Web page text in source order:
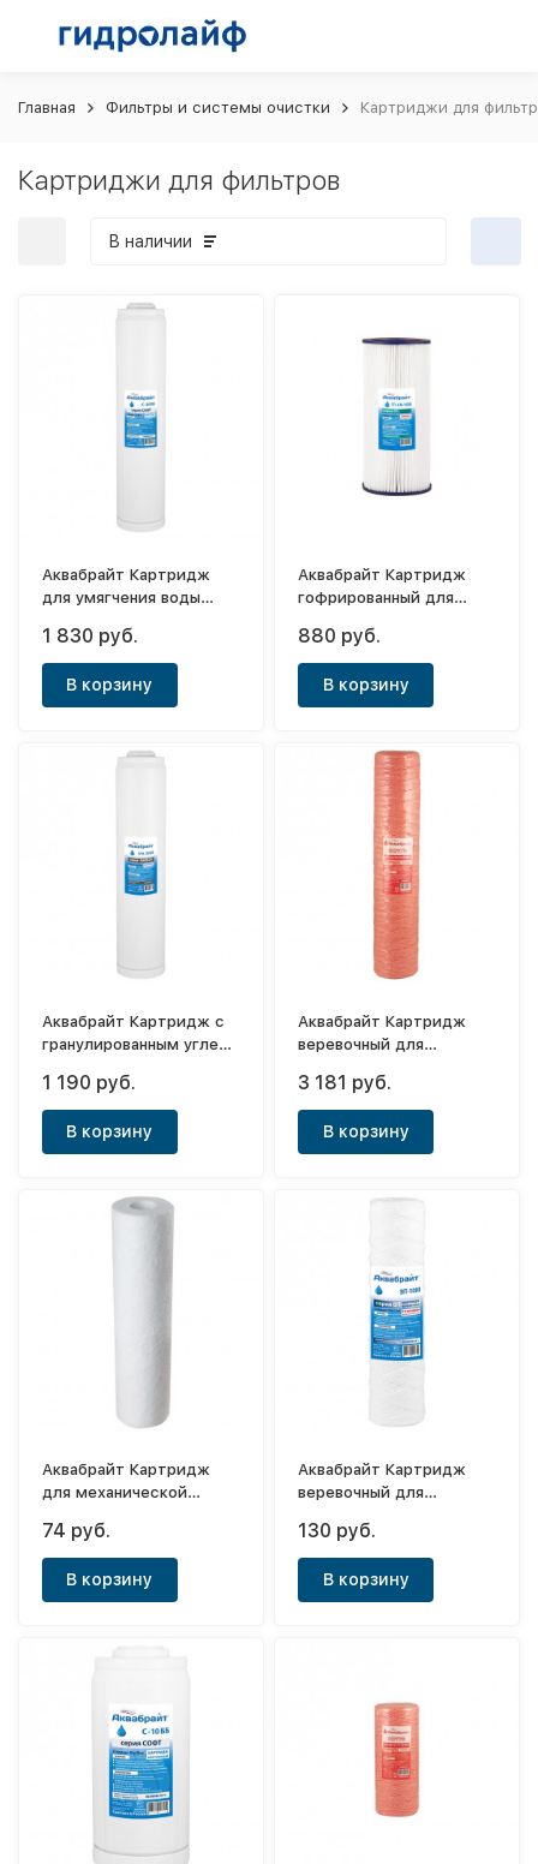
Главная Фильтры и системы очистки Картриджи для
Картриджи для фильтров
В наличии
Аквабрайт Картридж
для умягчения воды
1 830 руб.
В корзину
Аквабрайт Картридж
гофрированный для
воды ГП-5М-10ББ
880 руб.
В корзину
Аквабрайт Картридж с
гранулированным углем
1 190 руб.
В корзину
Аквабрайт Картридж
веревочный для
Феррум-20ББ
3 181 руб.
В корзину
Аквабрайт Картридж
для механической
10" (1мк)
74 руб.
В корзину
Аквабрайт Картридж
веревочный для
ВП-10М
130 руб.
В корзину